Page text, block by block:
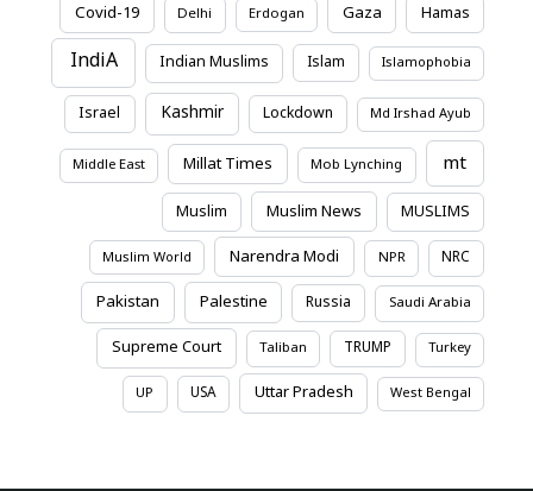
Covid-19 Delhi Erdogan Gaza Hamas
IndiA Indian Muslims Islam Islamophobia
Israel Kashmir Lockdown Md Irshad Ayub
Middle East Millat Times Mob Lynching mt
Muslim Muslim News MUSLIMS
Muslim World Narendra Modi NPR NRC
Pakistan Palestine Russia Saudi Arabia
Supreme Court Taliban TRUMP Turkey
UP USA Uttar Pradesh West Bengal